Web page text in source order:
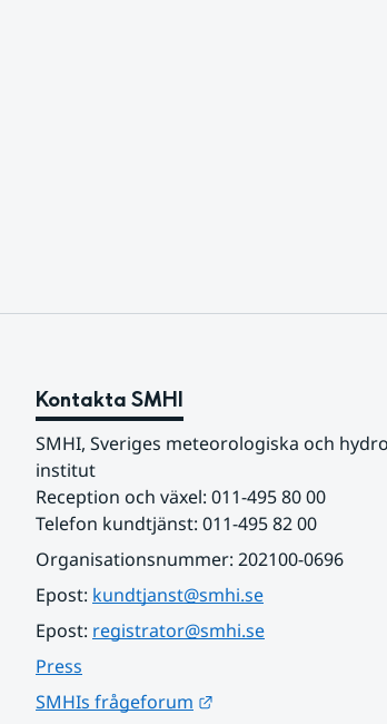
Kontakta SMHI
SMHI, Sveriges meteorologiska och
institut
Reception och växel: 011-495 80 00
Telefon kundtjänst: 011-495 82 00
Organisationsnummer: 202100-0696
Epost: kundtjanst@smhi.se
Epost: registrator@smhi.se
Press
SMHIs frågeforum